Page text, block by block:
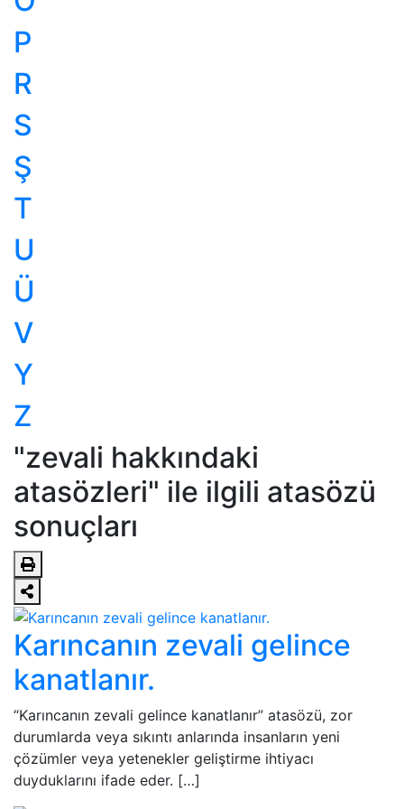
P
R
S
Ş
T
U
Ü
V
Y
Z
"zevali hakkındaki
atasözleri" ile ilgili atasözü
sonuçları
Karıncanın zevali gelince
kanatlanır.
“Karıncanın zevali gelince kanatlanır” atasözü, zor
durumlarda veya sıkıntı anlarında insanların yeni
çözümler veya yetenekler geliştirme ihtiyacı
duyduklarını ifade eder. […]